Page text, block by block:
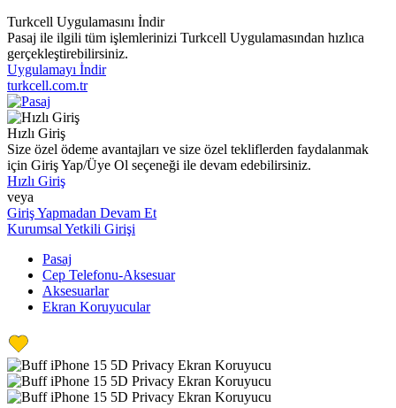
Turkcell Uygulamasını İndir
Pasaj ile ilgili tüm işlemlerinizi Turkcell Uygulamasından hızlıca
gerçekleştirebilirsiniz.
Uygulamayı İndir
turkcell.com.tr
Hızlı Giriş
Size özel ödeme avantajları ve size özel tekliflerden faydalanmak
için Giriş Yap/Üye Ol seçeneği ile devam edebilirsiniz.
Hızlı Giriş
veya
Giriş Yapmadan Devam Et
Kurumsal Yetkili Girişi
Pasaj
Cep Telefonu-Aksesuar
Aksesuarlar
Ekran Koruyucular